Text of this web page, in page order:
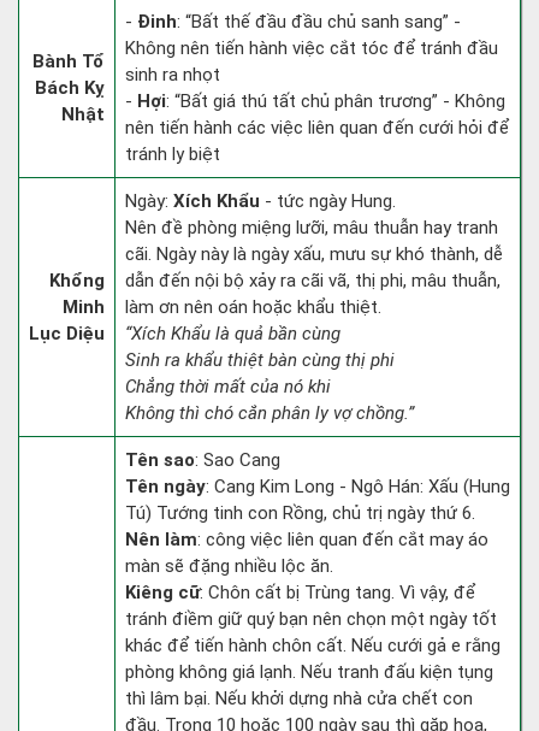
Bành Tổ
Bách Kỵ
Nhật
- Đinh: “Bất thế đầu đầu chủ sanh sang” -
Không nên tiến hành việc cắt tóc để tránh đầu
sinh ra nhọt
- Hợi: “Bất giá thú tất chủ phân trương” - Không
nên tiến hành các việc liên quan đến cưới hỏi để
tránh ly biệt
Khổng
Minh
Lục Diệu
Ngày: Xích Khẩu - tức ngày Hung.
Nên đề phòng miệng lưỡi, mâu thuẫn hay tranh
cãi. Ngày này là ngày xấu, mưu sự khó thành, dễ
dẫn đến nội bộ xảy ra cãi vã, thị phi, mâu thuẫn,
làm ơn nên oán hoặc khẩu thiệt.
“Xích Khẩu là quả bần cùng
Sinh ra khẩu thiệt bàn cùng thị phi
Chẳng thời mất của nó khi
Không thì chó cắn phân ly vợ chồng.”
Tên sao: Sao Cang
Tên ngày: Cang Kim Long - Ngô Hán: Xấu (Hung
Tú) Tướng tinh con Rồng, chủ trị ngày thứ 6.
Nên làm: công việc liên quan đến cắt may áo
màn sẽ đặng nhiều lộc ăn.
Kiêng cữ: Chôn cất bị Trùng tang. Vì vậy, để
tránh điềm giữ quý bạn nên chọn một ngày tốt
khác để tiến hành chôn cất. Nếu cưới gả e rằng
phòng không giá lạnh. Nếu tranh đấu kiện tụng
thì lâm bại. Nếu khởi dựng nhà cửa chết con
đầu. Trong 10 hoặc 100 ngày sau thì gặp họa,